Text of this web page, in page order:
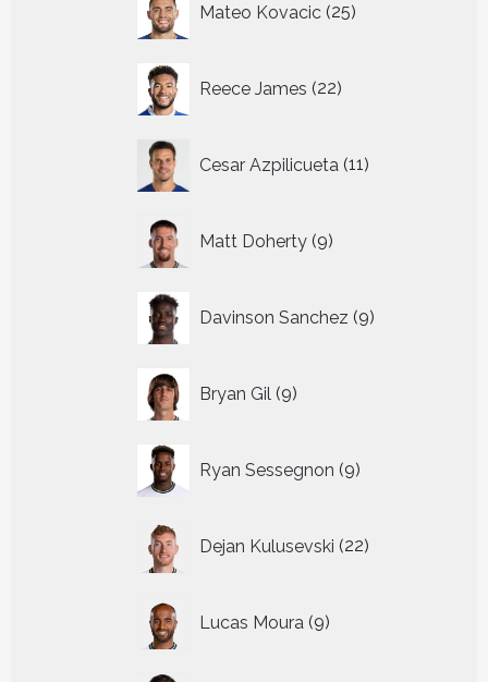
Mateo Kovacic 25
producten
Reece James 22
producten
Cesar Azpilicueta 11
producten
Matt Doherty 9
producten
Davinson Sanchez 9
producten
Bryan Gil 9
producten
Ryan Sessegnon 9
producten
Dejan Kulusevski 22
producten
Lucas Moura 9
producten